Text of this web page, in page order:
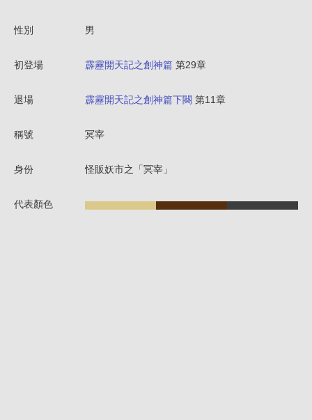
性別 男
初登場 霹靂開天記之創神篇 第29章
退場 霹靂開天記之創神篇下闋 第11章
稱號 冥宰
身份 怪販妖市之「冥宰」
代表顏色